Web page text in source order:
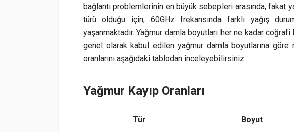
bağlantı problemlerinin en büyük sebepleri arasında, fakat
türü olduğu için, 60GHz frekansında farklı yağış
yaşanmaktadır. Yağmur damla boyutları her ne kadar
genel olarak kabul edilen yağmur damla boyutlarına
oranlarını aşağıdaki tablodan inceleyebilirsiniz.
Yağmur Kayıp Oranları
Tür Boyut